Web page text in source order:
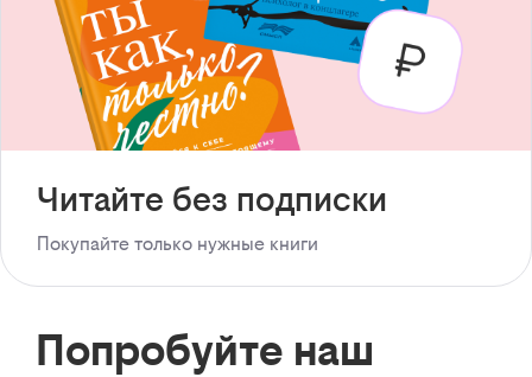
Читайте без подписки
Покупайте только нужные книги
Попробуйте наш